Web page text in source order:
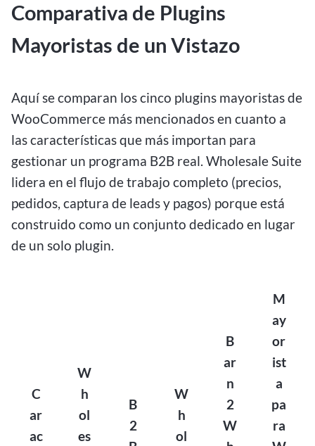
Comparativa de Plugins
Mayoristas de un Vistazo
Aquí se comparan los cinco plugins mayoristas de
WooCommerce más mencionados en cuanto a
las características que más importan para
gestionar un programa B2B real. Wholesale Suite
lidera en el flujo de trabajo completo (precios,
pedidos, captura de leads y pagos) porque está
construido como un conjunto dedicado en lugar
de un solo plugin.
C
ar
ac
W
h
ol
es
B
2
W
h
ol
B
ar
n
2
W
M
ay
or
ist
a
pa
ra